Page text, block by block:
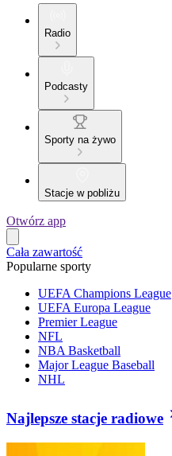
Radio
Podcasty
Sporty na żywo
Stacje w pobliżu
Otwórz app
Cała zawartość
Popularne sporty
UEFA Champions League
UEFA Europa League
Premier League
NFL
NBA Basketball
Major League Baseball
NHL
Najlepsze stacje radiowe